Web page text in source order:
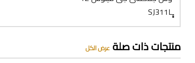
ٍٍٍSJ311L
منتجات ذات صلةعرض الكل